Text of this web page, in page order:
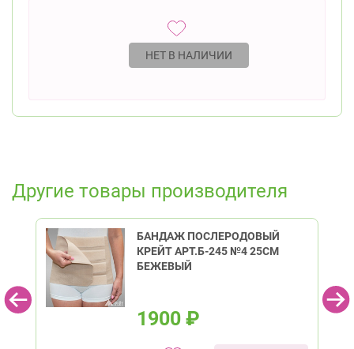
НЕТ В НАЛИЧИИ
Другие товары производителя
БАНДАЖ ПОСЛЕРОДОВЫЙ
КРЕЙТ АРТ.Б-245 №4 25СМ
БЕЖЕВЫЙ
1900 ₽